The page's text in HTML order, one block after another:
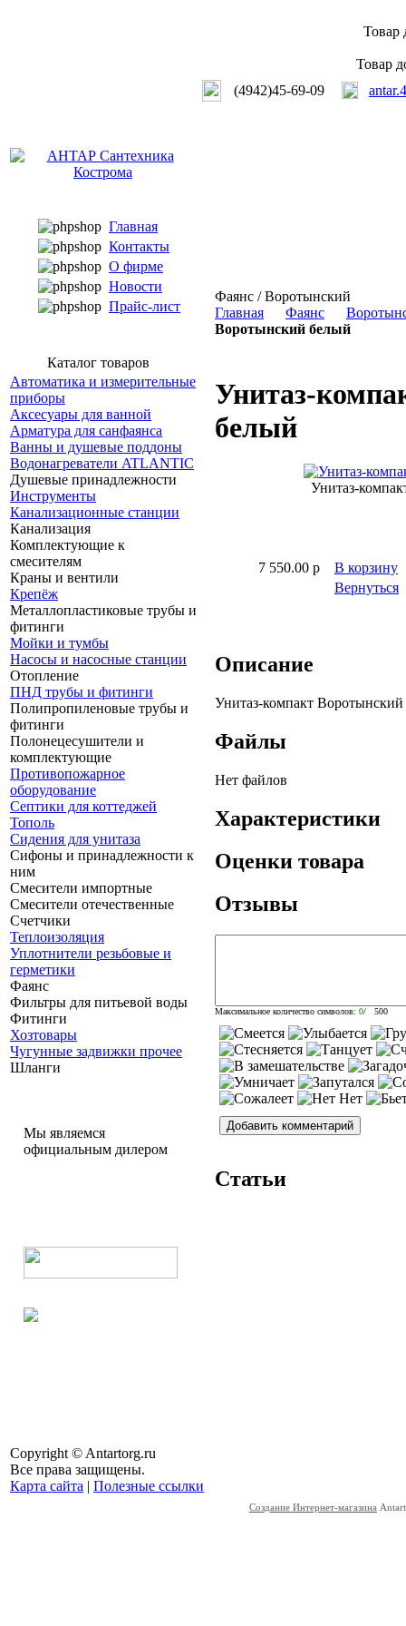
Товар
Товар
(4942)45-69-09
Главная
Контакты
О фирме
Новости
Прайс-лист
Каталог товаров
Автоматика и измерительные
приборы
Аксесуары для ванной
Арматура для санфаянса
Ванны и душевые поддоны
Водонагреватели ATLANTIC
Душевые принадлежности
Инструменты
Канализационные станции
Канализация
Комплектующие к
смесителям
Краны и вентили
Крепёж
Металлопластиковые трубы и
фитинги
Мойки и тумбы
Насосы и насосные станции
Отопление
ПНД трубы и фитинги
Полипропиленовые трубы и
фитинги
Полонецесушители и
комплектующие
Противопожарное
оборудование
Септики для коттеджей
Тополь
Сидения для унитаза
Сифоны и принадлежности к
ним
Смесители импортные
Смесители отечественные
Счетчики
Теплоизоляция
Уплотнители резьбовые и
герметики
Фаянс
Фильтры для питьевой воды
Фитинги
Хозтовары
Чугунные задвижки прочее
Шланги
Мы являемся
официальным дилером
Фаянс / Воротынский
Главная
Фаянс
Воротынский белый
Унитаз-
белый
Унитаз-
7 550.00 p
В корзину
Вернуться
Описание
Унитаз-компакт
Файлы
Нет файлов
Характеристики
Оценки товара
Отзывы
Максимальное количество символов: 0/ 500
Статьи
Copyright © Antartorg.ru
Все права защищены.
Карта сайта | Полезные ссылки
Создание Интернет-магазина